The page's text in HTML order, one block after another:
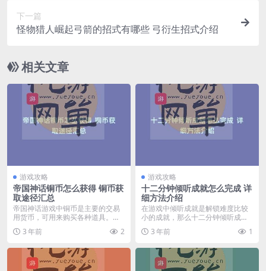
下一篇
怪物猎人崛起弓箭的招式有哪些 弓衍生招式介绍
相关文章
游戏攻略
帝国神话铜币怎么获得 铜币获
取途径汇总
帝国神话游戏中铜币是主要的交易
用货币，可用来购买各种道具。很
多小伙伴想知道帝国神...
3 年前 2
游戏攻略
十二分钟倾听成就怎么完成 详
细方法介绍
在游戏中倾听成就是解锁难度比较
小的成就，那么十二分钟倾听成就
怎么完成呢？还不知道...
3 年前 1